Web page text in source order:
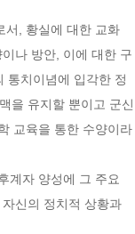
서, 황실에 대한 교화
나 방안, 이에 대한 구
통치이념에 입각한 정
을 유지할 뿐이고 군신
교육을 통한 수양이라
계자 양성에 그 주요
신의 정치적 상황과